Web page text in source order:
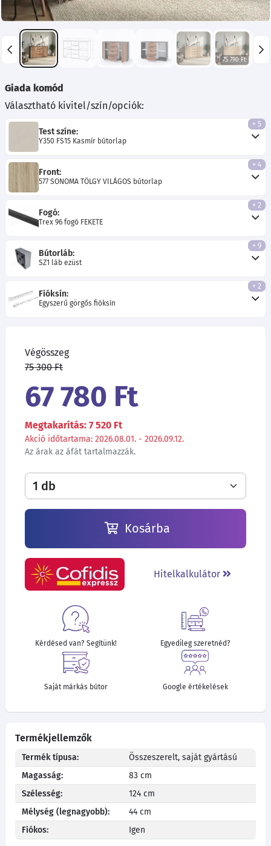
75 790 Ft
Giada komód
Választható kivitel/szín/opciók:
Test színe:
Y350 FS15 Kasmír bútorlap
+ 5
Front:
577 SONOMA TÖLGY VILÁGOS bútorlap
+ 4
Fogó:
Trex 96 fogó FEKETE
+ 2
Bútorláb:
SZ1 láb ezüst
+ 9
Fióksín:
Egyszerű görgős fióksín
+ 2
Végösszeg
75 300 Ft
67 780 Ft
Megtakarítás: 7 520 Ft
Akció időtartama: 2026.08.01. - 2026.09.12.
Az árak az áfát tartalmazzák.
Kosárba
Hitelkalkulátor
Kérdésed van? Segítünk! Egyedileg szeretnéd?
Saját márkás bútor Google értékelések
Termékjellemzők
Termék típusa:
Összeszerelt, saját gyártású
Magasság:
83 cm
Szélesség:
124 cm
Mélység (legnagyobb):
44 cm
Fiókos:
Igen